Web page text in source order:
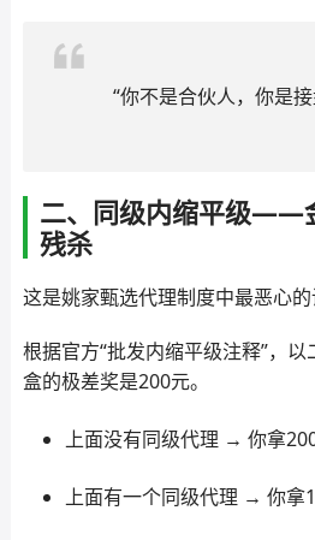
“你不是合伙人，你是
二、同级内缩平级——
残杀
这是姚家甄选代理制度中最恶心的
根据官方“批发内缩平级注释”，
盒的极差奖是200元。
上面没有同级代理 → 你拿
上面有一个同级代理 → 你拿